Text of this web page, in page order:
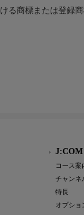
る商標または登録商
J:COM
コース案
チャンネ
特長
オプショ